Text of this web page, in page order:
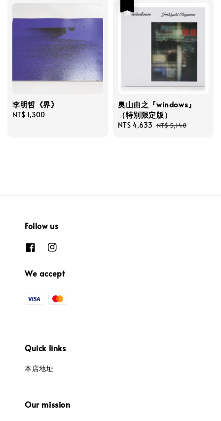
李明哲《界》
Regular
NT$ 1,300
奥山由之『windows』
（特別限定版）
Sale
NT$ 4,633 Regular
NT$ 5,148
Follow us
We accept
Quick links
本店地址
Our mission